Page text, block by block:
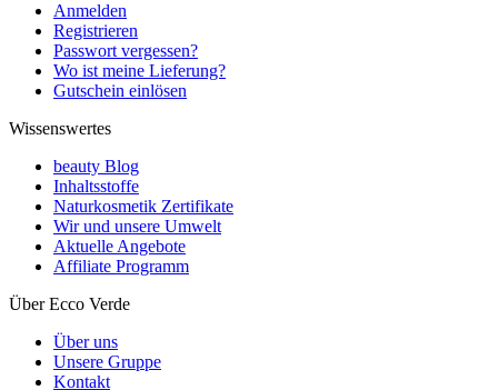
Anmelden
Registrieren
Passwort vergessen?
Wo ist meine Lieferung?
Gutschein einlösen
Wissenswertes
beauty Blog
Inhaltsstoffe
Naturkosmetik Zertifikate
Wir und unsere Umwelt
Aktuelle Angebote
Affiliate Programm
Über Ecco Verde
Über uns
Unsere Gruppe
Kontakt